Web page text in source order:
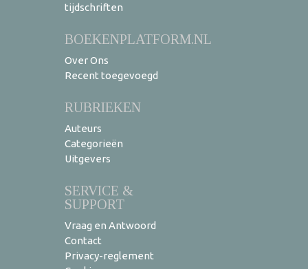
tijdschriften
BOEKENPLATFORM.NL
Over Ons
Recent toegevoegd
RUBRIEKEN
Auteurs
Categorieën
Uitgevers
SERVICE &
SUPPORT
Vraag en Antwoord
Contact
Privacy-reglement